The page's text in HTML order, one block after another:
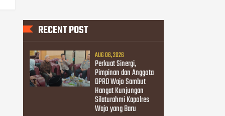
RECENT POST
AUG 06, 2026
Perkuat Sinergi,
Pimpinan dan Anggota
DPRD Wajo Sambut
Hangat Kunjungan
Silaturahmi Kapolres
Wajo yang Baru